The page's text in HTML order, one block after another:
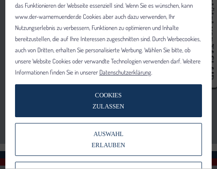
das Funktionieren der Webseite essenziell sind. Wenn Sie es wünschen, kann
www.der-warnemuender.de Cookies aber auch dazu verwenden, Ihr
Nutzungserlebnis zu verbessern, Funktionen zu optimieren und Inhalte
bereitzustellen, die auf Ihre Interessen zugeschnitten sind. Durch Werbecookies,
auch von Dritten, erhalten Sie personalisierte Werbung. Wählen Sie bitte, ob
unsere Website Cookies oder verwandte Technologien verwenden darf. Weitere
Informationen finden Sie in unserer Datenschutzerklärung
COOKIES
ZULASSEN
AUSWAHL
ERLAUBEN